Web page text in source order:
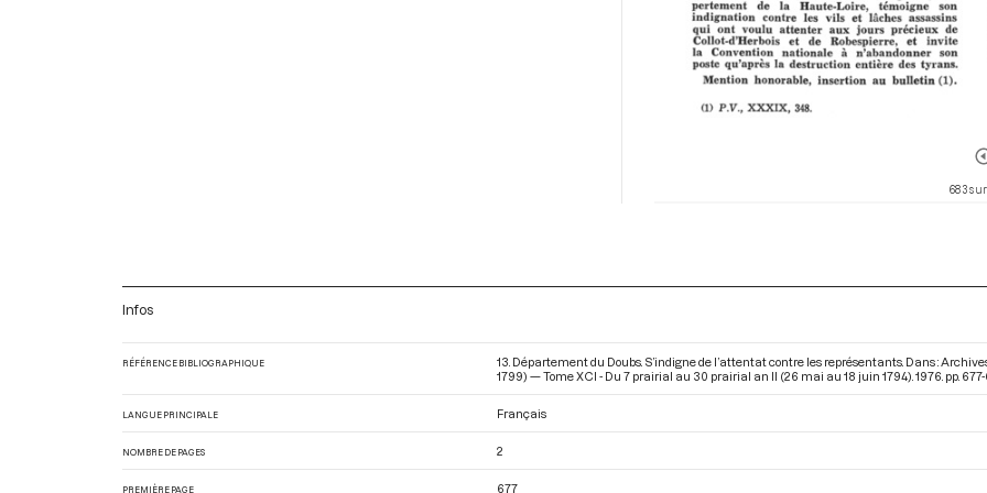
683
Infos
RÉFÉRENCE BIBLIOGRAPHIQUE
13. Département du Doubs. S’indigne de l’attentat contre les représentants. Dans :
1799) — Tome XCI - Du 7 prairial au 30 prairial an II (26 mai au 18 juin 1794) . 1976. pp.
LANGUE PRINCIPALE Français
NOMBRE DE PAGES 2
PREMIÈRE PAGE 677